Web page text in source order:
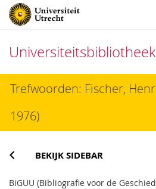
naar
inhoud
Trefwoorden: Fischer,
1976)
BEKIJK SIDEBAR
BiGUU (Bibliografie voor de